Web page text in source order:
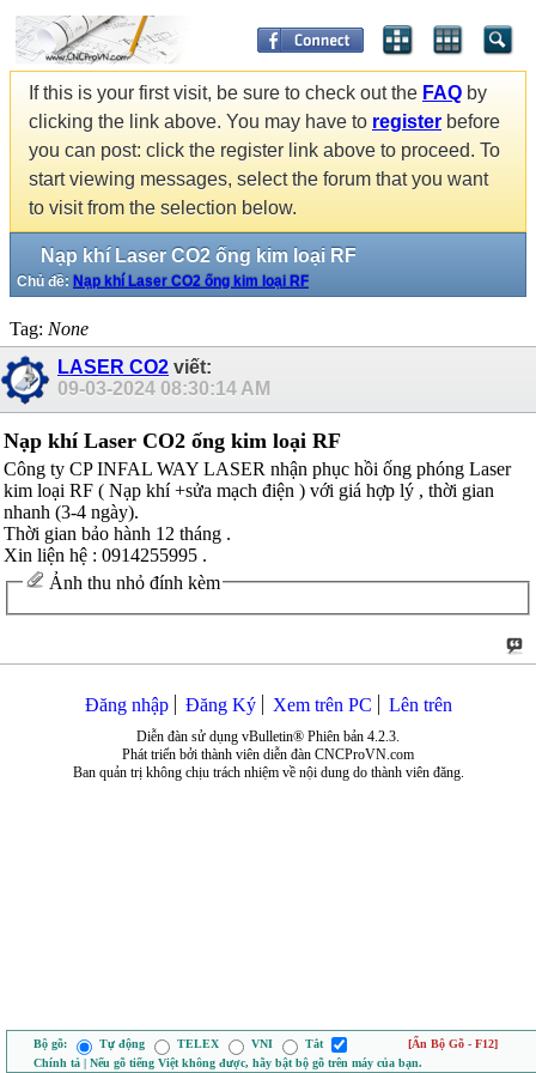
If this is your first visit, be sure to check out the FAQ by
clicking the link above. You may have to register before
you can post: click the register link above to proceed. To
start viewing messages, select the forum that you want
to visit from the selection below.
Nạp khí Laser CO2 ống kim loại RF
Chủ đề: Nạp khí Laser CO2 ống kim loại RF
Tag: None
LASER CO2 viết:
09-03-2024 08:30:14 AM
Nạp khí Laser CO2 ống kim loại RF
Công ty CP INFAL WAY LASER nhận phục hồi ống phóng Laser
kim loại RF ( Nạp khí +sửa mạch điện ) với giá hợp lý , thời gian
nhanh (3-4 ngày).
Thời gian bảo hành 12 tháng .
Xin liện hệ : 0914255995 .
Ảnh thu nhỏ đính kèm
Đăng nhập Đăng Ký Xem trên PC Lên trên
Diễn đàn sử dụng vBulletin® Phiên bản 4.2.3.
Phát triển bởi thành viên diễn đàn CNCProVN.com
Ban quản trị không chịu trách nhiệm về nội dung do thành viên đăng.
Bộ gõ: Tự động TELEX VNI Tắt
[Ẩn Bộ Gõ - F12]
Chính tả | Nếu gõ tiếng Việt không được, hãy bật bộ gõ trên máy của bạn.